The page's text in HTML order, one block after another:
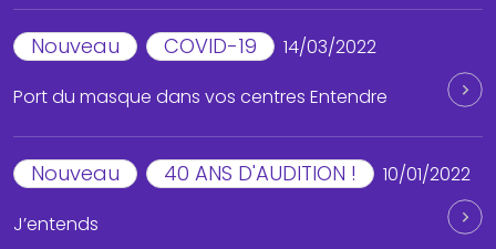
Nouveau COVID-19
14/03/2022
Port du masque dans vos centres Entendre
Nouveau 40 ANS D'AUDITION !
10/01/2022
J’entends